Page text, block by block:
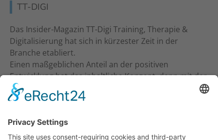
TT-DIGI
Das Insider-Magazin TT-Digi Training, Therapie &
Digitalisierung hat sich in kürzester Zeit in der
Branche etabliert.
Einen maßgeblichen Anteil an der positiven
Entwicklung hat das inhaltliche Konzept, denn mit der
inhaltlichen Ansprache an Studio-Inhaber, Trainer &
Therapeuten wurde ein neuer Standard gesetzt. Ein
KONTAKT